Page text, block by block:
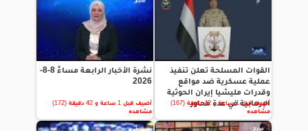
القوات المسلحة تعلن تنفيذ
عملية عسكرية ضد مواقع
وقدرات مليشيا إيران الحوثية
الإرهابية في عدة محاور
أضيف قبل 1 ساعة و 42 دقيقة (167)
مشاهده
نشرة الأخبار الرابعة مساءً 8-8-
2026
أضيف قبل 1 ساعة و 42 دقيقة (172)
مشاهده